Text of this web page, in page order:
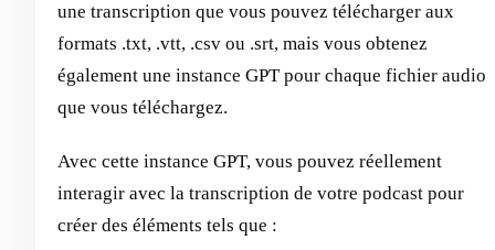
une transcription que vous pouvez télécharger aux
formats .txt, .vtt, .csv ou .srt, mais vous obtenez
également une instance GPT pour chaque fichier audio
que vous téléchargez.
Avec cette instance GPT, vous pouvez réellement
interagir avec la transcription de votre podcast pour
créer des éléments tels que :